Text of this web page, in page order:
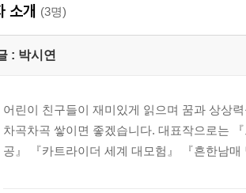
소개 (3명)
: 박시연
어린이 친구들이 재미있게 읽으며 꿈과 상상
차곡차곡 쌓이면 좋겠습니다. 대표작으로는
공』 『카트라이더 세계 대모험』 『흔한남